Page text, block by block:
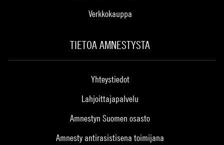
Verkkokauppa
TIETOA AMNESTYSTA
Yhteystiedot
Lahjoittajapalvelu
Amnestyn Suomen osasto
Amnesty antirasistisena toimijana